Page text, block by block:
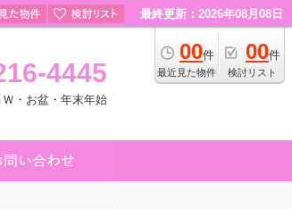
最終更新：2026年08月08日
00件
最近見た物件
00件
検討リスト
4445
・お盆・年末年始